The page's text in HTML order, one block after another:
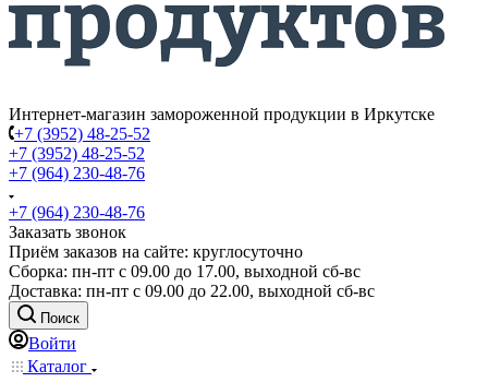
Интернет-магазин замороженной продукции в Иркутске
+7 (3952) 48-25-52
+7 (3952) 48-25-52
+7 (964) 230-48-76
+7 (964) 230-48-76
Заказать звонок
Приём заказов на сайте: круглосуточно
Сборка: пн-пт с 09.00 до 17.00, выходной сб-вс
Доставка: пн-пт с 09.00 до 22.00, выходной сб-вс
Поиск
Войти
Каталог